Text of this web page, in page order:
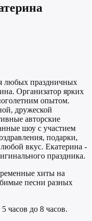
любых праздничных
Организатор ярких
опытом.
дружеской
авторские
шоу с участием
подарки,
вкус. Екатерина -
праздника.
хиты на
песни разных
5 часов до 8 часов.